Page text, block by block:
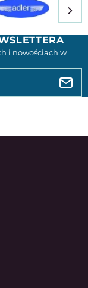
i nowościach w